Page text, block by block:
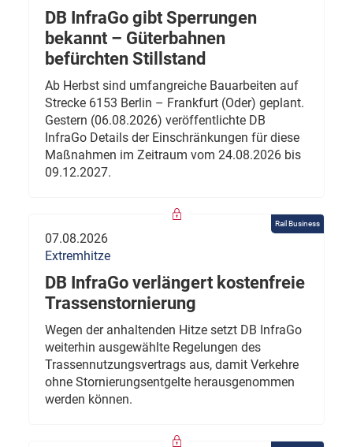
DB InfraGo gibt Sperrungen
bekannt – Güterbahnen
befürchten Stillstand
Ab Herbst sind umfangreiche Bauarbeiten auf
Strecke 6153 Berlin – Frankfurt (Oder) geplant.
Gestern (06.08.2026) veröffentlichte DB
InfraGo Details der Einschränkungen für diese
Maßnahmen im Zeitraum vom 24.08.2026 bis
09.12.2027.
Rail Business
07.08.2026
Extremhitze
DB InfraGo verlängert kostenfreie
Trassenstornierung
Wegen der anhaltenden Hitze setzt DB InfraGo
weiterhin ausgewählte Regelungen des
Trassennutzungsvertrags aus, damit Verkehre
ohne Stornierungsentgelte herausgenommen
werden können.